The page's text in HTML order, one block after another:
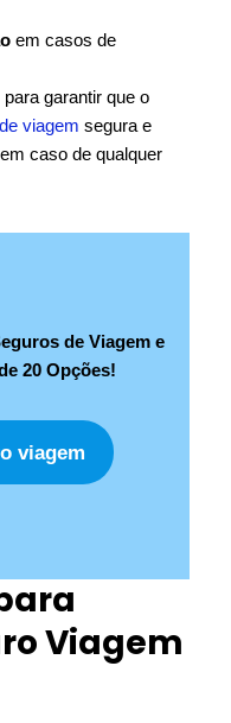
em casos de
garantir que o
viagem segura e
caso de qualquer
de Viagem e
20 Opções!
viagem
Viagem